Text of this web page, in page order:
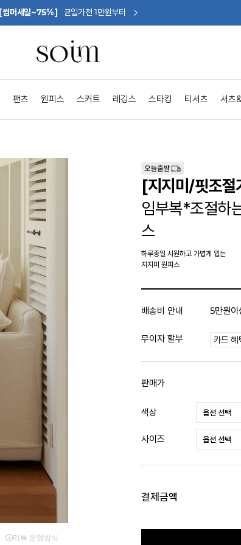
[썸머세일~75%] 균일가전 1만원부터
팬츠 원피스 스커트 레깅스 스타킹 티셔츠 셔츠
[지지미/핏조
임부복*조절하
스
하루종일 시원하고 가볍게 입는
지지미 원피스
배송비 안내 5만원이
무이자 할부 카드 혜
판매가
색상
사이즈
결제금액